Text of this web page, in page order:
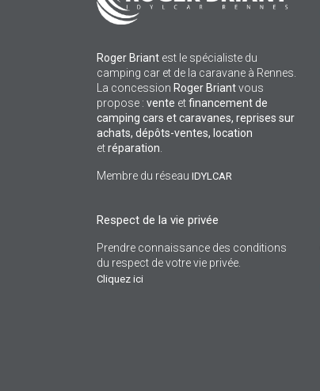
Roger Briant est le spécialiste du
camping car et de la caravane à Rennes.
La concession Roger Briantvous
propose : vente etfinancement de
camping cars et caravanes, reprises sur
achats, dépôts-ventes, location
etréparation
Membre du réseau IDYLCAR
Respect de la vie privée
Prendre connaissance des conditions
du respect de votre vie privée.
Cliquez ici